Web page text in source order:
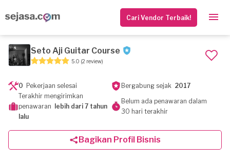
Cari Vendor Terbaik!
Seto Aji Guitar Course
5.0 (2 review)
0 Pekerjaan selesai Bergabung sejak 2017
Terakhir mengirimkan
penawaran
lebih dari 7 tahun
lalu
Belum ada penawaran dalam
30 hari terakhir
Bagikan Profil Bisnis